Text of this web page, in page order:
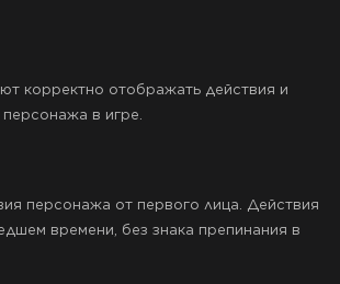
корректно отображать действия и
в игре.
персонажа от первого лица. Действия
времени, без знака препинания в